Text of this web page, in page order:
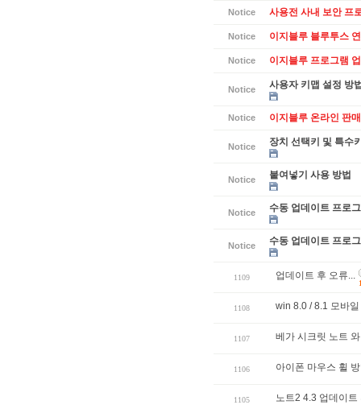
Notice 사용전 사내 보안 프
Notice 이지블루 블루투스
Notice 이지블루 프로그램
Notice 사용자 키맵 설정 방
Notice 이지블루 온라인 판
Notice 장치 선택키 및 특수
Notice 붙여넣기 사용 방법
Notice 수동 업데이트 프로
Notice 수동 업데이트 프로
1109 업데이트 후 오류...
1
1108 win 8.0 / 8.1 모바
1107 베가 시크릿 노트
1106 아이폰 마우스 휠
1105 노트2 4.3 업데이